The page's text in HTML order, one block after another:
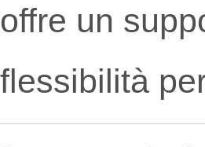
offre un
flessibilità